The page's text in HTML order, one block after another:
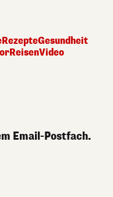
RezepteGesundheit
ReisenVideo
Email-Postfach.